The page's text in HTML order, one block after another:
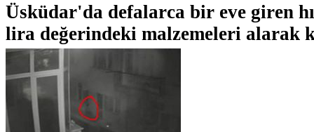
Üsküdar'da defalarca bir eve giren
lira değerindeki malzemeleri alarak